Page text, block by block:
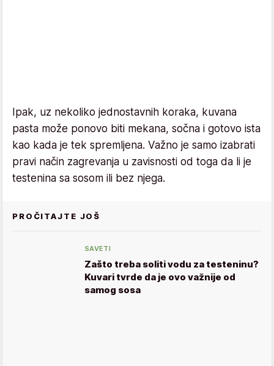
Ipak, uz nekoliko jednostavnih koraka, kuvana
pasta može ponovo biti mekana, sočna i gotovo ista
kao kada je tek spremljena. Važno je samo izabrati
pravi način zagrevanja u zavisnosti od toga da li je
testenina sa sosom ili bez njega.
PROČITAJTE JOŠ
SAVETI
Zašto treba soliti vodu za testeninu?
Kuvari tvrde da je ovo važnije od
samog sosa